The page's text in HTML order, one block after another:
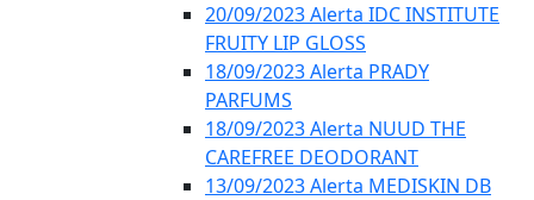
20/09/2023 Alerta IDC INSTITUTE
FRUITY LIP GLOSS
18/09/2023 Alerta PRADY
PARFUMS
18/09/2023 Alerta NUUD THE
CAREFREE DEODORANT
13/09/2023 Alerta MEDISKIN DB